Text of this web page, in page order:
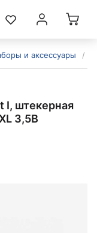
и аксессуары /
I, штекерная
3,5В